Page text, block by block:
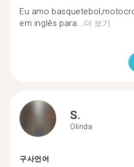
Eu amo
em inglês para...더 보기
S.
Olinda
구사언어